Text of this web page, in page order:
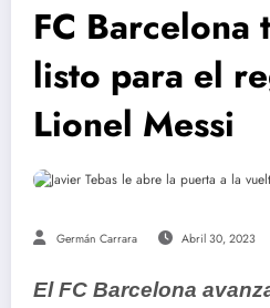
FC Barcelona
listo para el
Lionel Messi
Germán Carrara Abril 30, 2023
El FC Barcelona